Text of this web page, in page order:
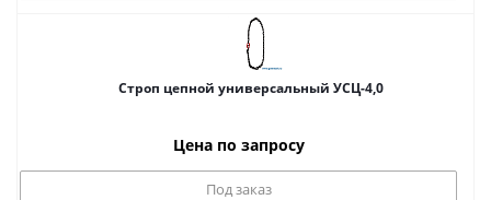
Строп цепной универсальный УСЦ-4,0
Цена по запросу
Под заказ